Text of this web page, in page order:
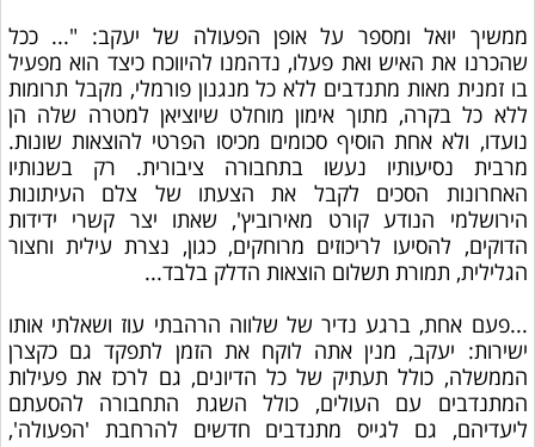
ממשיך יואל ומספר על אופן הפעולה של יעקב: "... ככל
שהכרנו את האיש ואת פעלו, נדהמנו להיווכח כיצד הוא מפעיל
בו זמנית מאות מתנדבים ללא כל מנגנון פורמלי, מקבל תרומות
ללא כל בקרה, מתוך אימון מוחלט שיוציאן למטרה שלה הן
נועדו, ולא אחת הוסיף סכומים מכיסו הפרטי להוצאות שונות.
מרבית נסיעותיו נעשו בתחבורה ציבורית. רק בשנותיו
האחרונות הסכים לקבל את הצעתו של צלם העיתונות
הירושלמי הנודע קורט מאירוביץ', שאתו יצר קשרי ידידות
הדוקים, להסיעו לריכוזים מרוחקים, כגון, נצרת עילית וחצור
הגלילית, תמורת תשלום הוצאות הדלק בלבד...
...פעם אחת, ברגע נדיר של שלווה הרהבתי עוז ושאלתי אותו
ישירות: יעקב, מנין אתה לוקח את הזמן לתפקד גם כקצרן
הממשלה, כולל תעתיק של כל הדיונים, גם לרכז את פעילות
המתנדבים עם העולים, כולל השגת התחבורה להסעתם
ליעדיהם, גם לגייס מתנדבים חדשים להרחבת 'הפעולה',